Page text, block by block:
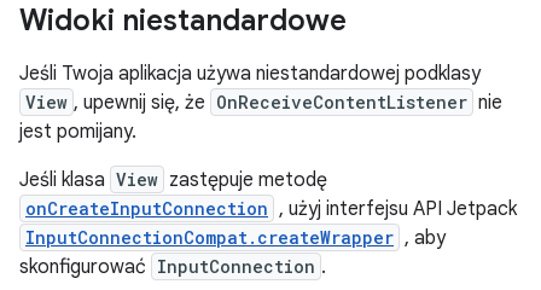
Widoki niestandardowe
Jeśli Twoja aplikacja używa niestandardowej podklasy
View , upewnij się, że OnReceiveContentListener nie
jest pomijany.
Jeśli klasa View zastępuje metodę
onCreateInputConnection , użyj interfejsu API Jetpack
InputConnectionCompat.createWrapper , aby
skonfigurować InputConnection .